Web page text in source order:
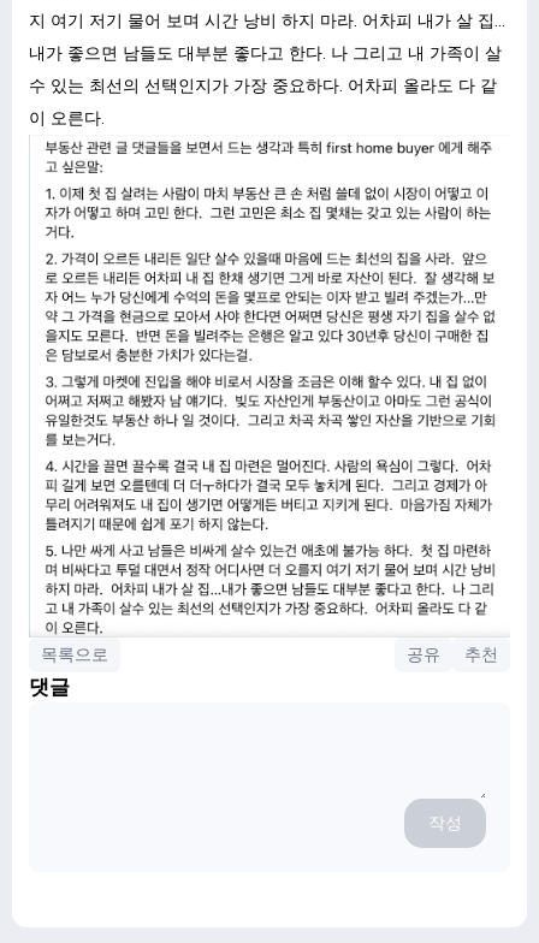
지 여기 저기 물어 보며 시간 낭비 하지 마라. 어차피 내가 살 집…
내가 좋으면 남들도 대부분 좋다고 한다. 나 그리고 내 가족이 살
수 있는 최선의 선택인지가 가장 중요하다. 어차피 올라도 다 같
이 오른다.
목록으로 공유 추천
댓글
작성